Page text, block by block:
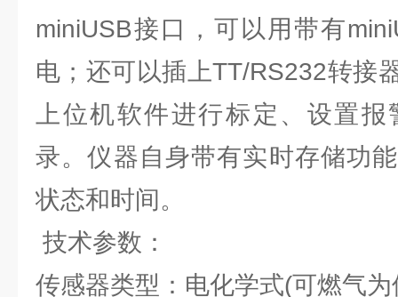
miniUSB接口，可以用带有
电；还可以插上TT/RS232转接
上位机软件进行标定、设置
录。仪器自身带有实时存储功
状态和时间。
技术参数：
传感器类型：电化学式(可燃气